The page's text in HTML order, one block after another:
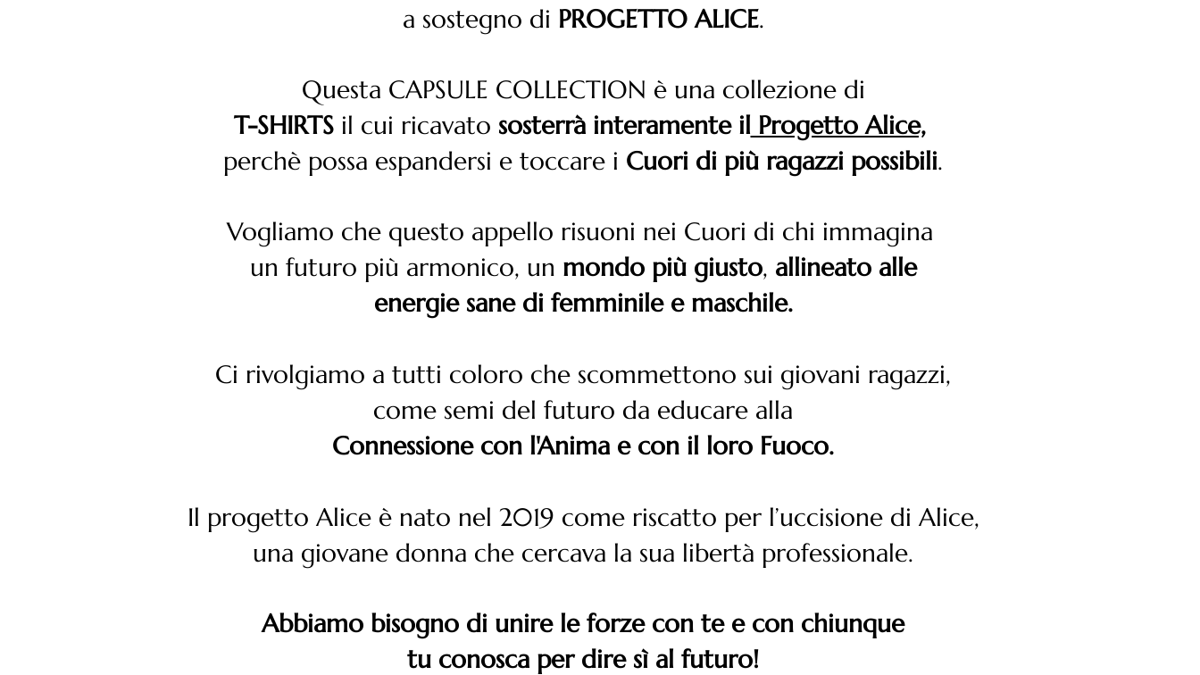
a sostegno di PROGETTO ALICE.
Questa CAPSULE COLLECTION è una collezione di
T-SHIRTSil cui ricavato sosterrà interamente ilProgetto Alice,
perchè possa espandersi e toccare i Cuori di più ragazzi possibili.
Vogliamo che questo appello risuoni nei Cuori di chi immagina
un futuro più armonico, un mondo più giusto, allineato alle
energie sane di femminile e maschile.
Ci rivolgiamo a tutti coloro che scommettono sui giovani ragazzi,
come semi del futuro da educare alla
Connessione con l'Anima e con il loro Fuoco.
Il progetto Alice è nato nel 2019 come riscatto per l’uccisione di Alice,
una giovane donna che cercava la sua libertà professionale.
Abbiamo bisogno di unire le forze con te e con chiunque
tu conosca per dire sì al futuro!